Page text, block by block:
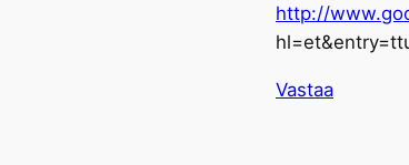
http://
Vastaa